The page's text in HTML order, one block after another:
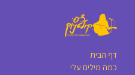
דף הבית
כמה מילים עלי